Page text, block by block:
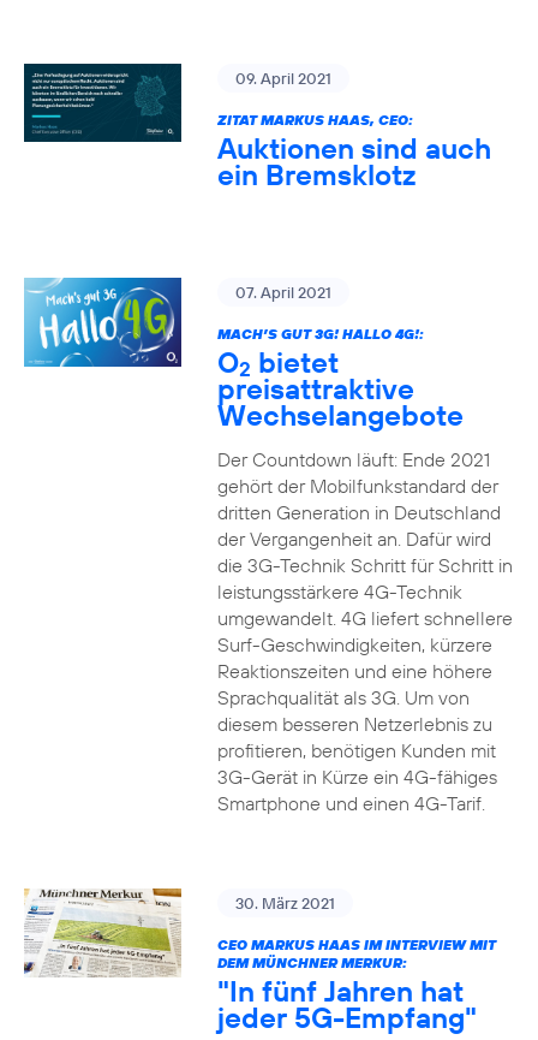
09. April 2021
ZITAT MARKUS HAAS, CEO:
Auktionen sind auch
ein Bremsklotz
07. April 2021
MACH’S GUT 3G! HALLO 4G!:
O2 bietet
preisattraktive
Wechselangebote
Der Countdown läuft: Ende 2021
gehört der Mobilfunkstandard der
dritten Generation in Deutschland
der Vergangenheit an. Dafür wird
die 3G-Technik Schritt für Schritt in
leistungsstärkere 4G-Technik
umgewandelt. 4G liefert schnellere
Surf-Geschwindigkeiten, kürzere
Reaktionszeiten und eine höhere
Sprachqualität als 3G. Um von
diesem besseren Netzerlebnis zu
profitieren, benötigen Kunden mit
3G-Gerät in Kürze ein 4G-fähiges
Smartphone und einen 4G-Tarif.
30. März 2021
CEO MARKUS HAAS IM INTERVIEW MIT
DEM MÜNCHNER MERKUR:
"In fünf Jahren hat
jeder 5G-Empfang"